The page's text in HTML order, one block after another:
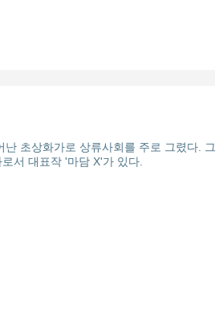
초상화가로 상류사회를 주로 그렸다.
서 대표작 '마담 X'가 있다.